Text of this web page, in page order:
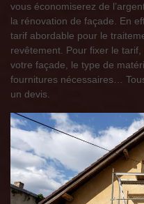
vous économiserez de
la rénovation de façade. En
tarif abordable pour le
revêtement. Pour fixer le
votre façade, le type de
fournitures nécessaires…
un devis.